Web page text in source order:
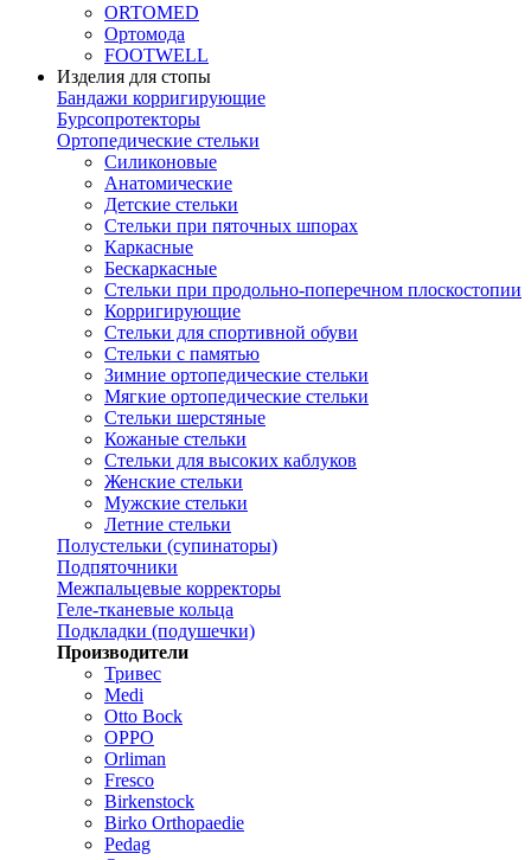
ORTOMED
Ортомода
FOOTWELL
Изделия для стопы
Бандажи корригирующие
Бурсопротекторы
Ортопедические стельки
Силиконовые
Анатомические
Детские стельки
Стельки при пяточных шпорах
Каркасные
Бескаркасные
Стельки при продольно-поперечном плоскостопии
Корригирующие
Стельки для спортивной обуви
Стельки с памятью
Зимние ортопедические стельки
Мягкие ортопедические стельки
Стельки шерстяные
Кожаные стельки
Стельки для высоких каблуков
Женские стельки
Мужские стельки
Летние стельки
Полустельки (супинаторы)
Подпяточники
Межпальцевые корректоры
Геле-тканевые кольца
Подкладки (подушечки)
Производители
Тривес
Medi
Otto Bock
OPPO
Orliman
Fresco
Birkenstock
Birko Orthopaedie
Pedag